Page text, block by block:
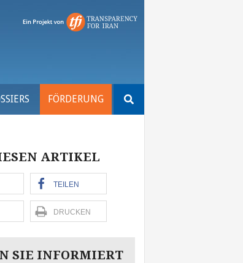
FÖRDERUNG
nach:
ARTIKEL
TEILEN
DRUCKEN
SIE INFORMIERT